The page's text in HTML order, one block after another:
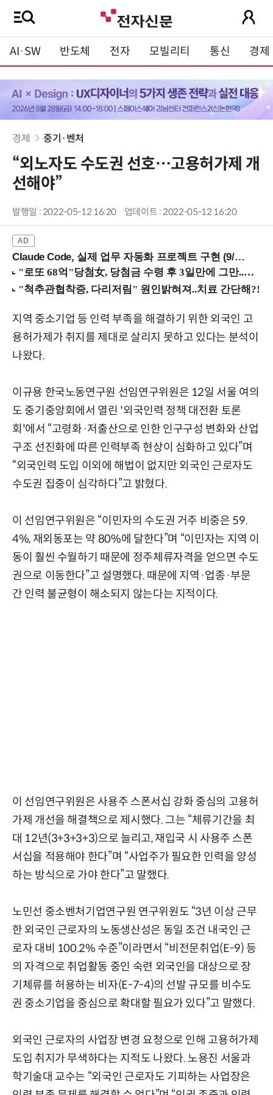
AI·SW 반도체 전자 모빌리티 통신 경제
경제 중기·벤처
“외노자도 수도권 선호…고용허가제 개
선해야”
발행일 : 2022-05-12 16:20 업데이트 : 2022-05-12 16:20
Claude Code, 실제 업무 자동화 프로젝트 구현 (9/16 ~17 강남역)
지역 중소기업 등 인력 부족을 해결하기 위한 외국인 고
용허가제가 취지를 제대로 살리지 못하고 있다는 분석이
나왔다.
이규용 한국노동연구원 선임연구위원은 12일 서울 여의
도 중기중앙회에서 열린 '외국인력 정책 대전환 토론
회'에서 “고령화·저출산으로 인한 인구구성 변화와 산업
구조 선진화에 따른 인력부족 현상이 심화하고 있다”며
“외국인력 도입 이외에 해법이 없지만 외국인 근로자도
수도권 집중이 심각하다”고 밝혔다.
이 선임연구위원은 “이민자의 수도권 거주 비중은 59.
4%, 재외동포는 약 80%에 달한다”며 “이민자는 지역 이
동이 훨씬 수월하기 때문에 정주체류자격을 얻으면 수도
권으로 이동한다”고 설명했다. 때문에 지역·업종·부문
간 인력 불균형이 해소되지 않는다는 지적이다.
이 선임연구위원은 사용주 스폰서십 강화 중심의 고용허
가제 개선을 해결책으로 제시했다. 그는 “체류기간을 최
대 12년(3+3+3+3)으로 늘리고, 재입국 시 사용주 스폰
서십을 적용해야 한다”며 “사업주가 필요한 인력을 양성
하는 방식으로 가야 한다”고 말했다.
노민선 중소벤처기업연구원 연구위원도 “3년 이상 근무
한 외국인 근로자의 노동생산성은 동일 조건 내국인 근
로자 대비 100.2% 수준”이라면서 “비전문취업(E-9) 등
의 자격으로 취업활동 중인 숙련 외국인을 대상으로 장
기체류를 허용하는 비자(E-7-4)의 선발 규모를 비수도
권 중소기업을 중심으로 확대할 필요가 있다”고 말했다.
외국인 근로자의 사업장 변경 요청으로 인해 고용허가제
도입 취지가 무색하다는 지적도 나왔다. 노용진 서울과
학기술대 교수는 “외국인 근로자도 기피하는 사업장은